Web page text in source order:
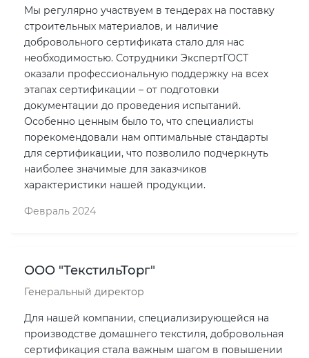
Мы регулярно участвуем в тендерах на поставку
строительных материалов, и наличие
добровольного сертификата стало для нас
необходимостью. Сотрудники ЭкспертГОСТ
оказали профессиональную поддержку на всех
этапах сертификации – от подготовки
документации до проведения испытаний.
Особенно ценным было то, что специалисты
порекомендовали нам оптимальные стандарты
для сертификации, что позволило подчеркнуть
наиболее значимые для заказчиков
характеристики нашей продукции.
Февраль 2024
ООО "ТекстильТорг"
Генеральный директор
Для нашей компании, специализирующейся на
производстве домашнего текстиля, добровольная
сертификация стала важным шагом в повышении